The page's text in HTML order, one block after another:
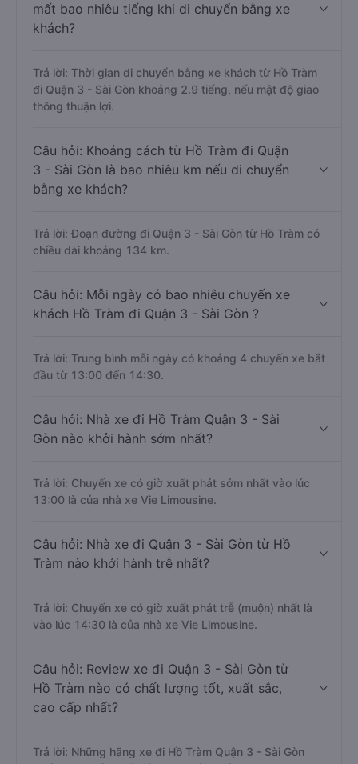
mất bao nhiêu tiếng khi di chuyển bằng xe
khách?
Trả lời: Thời gian di chuyển bằng xe khách từ Hồ Tràm
đi Quận 3 - Sài Gòn khoảng 2.9 tiếng, nếu mật độ giao
thông thuận lợi.
Câu hỏi: Khoảng cách từ Hồ Tràm đi Quận
3 - Sài Gòn là bao nhiêu km nếu di chuyển
bằng xe khách?
Trả lời: Đoạn đường đi Quận 3 - Sài Gòn từ Hồ Tràm có
chiều dài khoảng 134 km.
Câu hỏi: Mỗi ngày có bao nhiêu chuyến xe
khách Hồ Tràm đi Quận 3 - Sài Gòn ?
Trả lời: Trung bình mỗi ngày có khoảng 4 chuyến xe bắt
đầu từ 13:00 đến 14:30.
Câu hỏi: Nhà xe đi Hồ Tràm Quận 3 - Sài
Gòn nào khởi hành sớm nhất?
Trả lời: Chuyến xe có giờ xuất phát sớm nhất vào lúc
13:00 là của nhà xe Vie Limousine.
Câu hỏi: Nhà xe đi Quận 3 - Sài Gòn từ Hồ
Tràm nào khởi hành trễ nhất?
Trả lời: Chuyến xe có giờ xuất phát trễ (muộn) nhất là
vào lúc 14:30 là của nhà xe Vie Limousine.
Câu hỏi: Review xe đi Quận 3 - Sài Gòn từ
Hồ Tràm nào có chất lượng tốt, xuất sắc,
cao cấp nhất?
Trả lời: Những hãng xe đi Hồ Tràm Quận 3 - Sài Gòn